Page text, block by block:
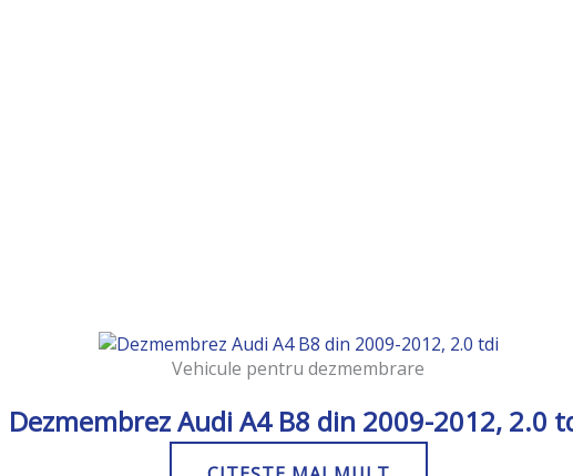
Vehicule pentru dezmembrare
Dezmembrez Audi A4 B8 din 2009-2012, 2.0